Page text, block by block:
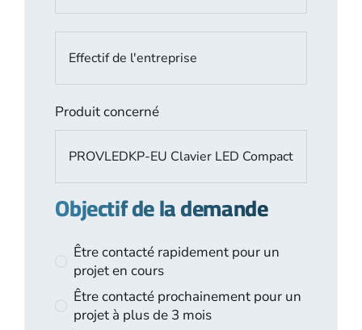
Produit concerné
Objectif de la demande
Être contacté rapidement pour un
projet en cours
Être contacté prochainement pour un
projet à plus de 3 mois